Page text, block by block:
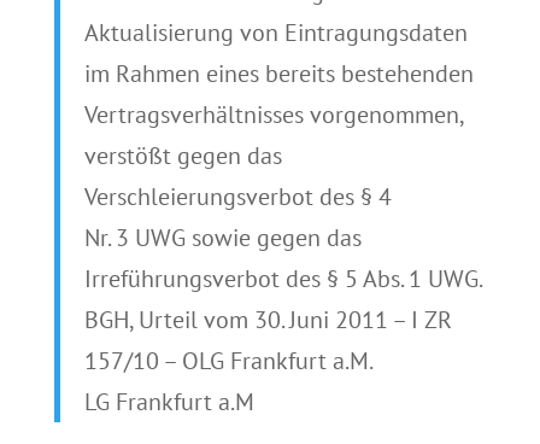
Aktualisierung von Eintragungsdaten
im Rahmen eines bereits bestehenden
Vertragsverhältnisses vorgenommen,
verstößt gegen das
Verschleierungsverbot des § 4
Nr. 3 UWG sowie gegen das
Irreführungsverbot des § 5 Abs. 1 UWG.
BGH, Urteil vom 30. Juni 2011 – I ZR
157/10 – OLG Frankfurt a.M.
LG Frankfurt a.M